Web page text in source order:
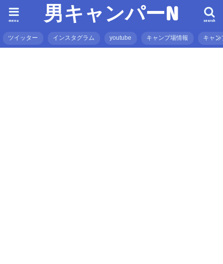
男キャンパーN search
menu
ツイッター インスタグラム youtube キャンプ場情報 キャン